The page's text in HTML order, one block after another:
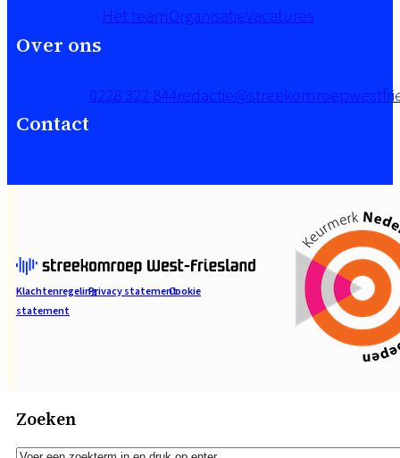
Over ons
Het teamOrganisatieVacatures
Contact
0228 322 844
KlachtenregelingPrivacy statementCookie
statement
Zoeken
Zoeken